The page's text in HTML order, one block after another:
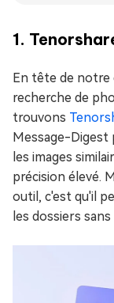
1.
En tête de notre
recherche de
trouvons
Message-
les images
précision élevé.
outil, c'est qu'il
les dossiers